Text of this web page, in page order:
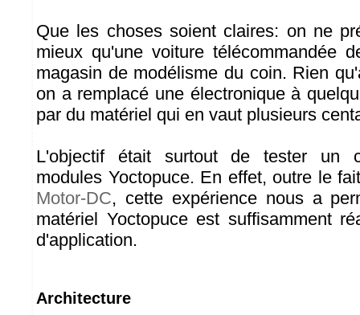
Que les choses soient claires: on ne
mieux qu'une voiture télécommandée
magasin de modélisme du coin. Rien
on a remplacé une électronique à
par du matériel qui en vaut plusieurs
L'objectif était surtout de tester un
modules Yoctopuce. En effet, outre le
Motor-DC, cette expérience nous a
matériel Yoctopuce est suffisamment
d'application.
Architecture